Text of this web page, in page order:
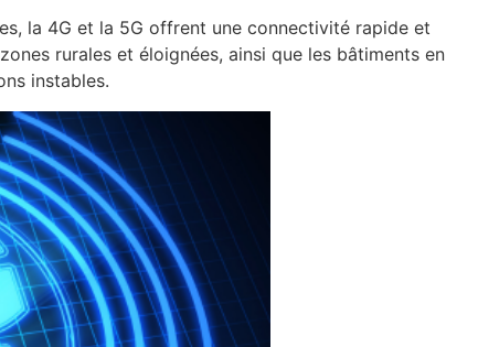
la 4G et la 5G offrent une connectivité rapide et
rurales et éloignées, ainsi que les bâtiments en
instables.